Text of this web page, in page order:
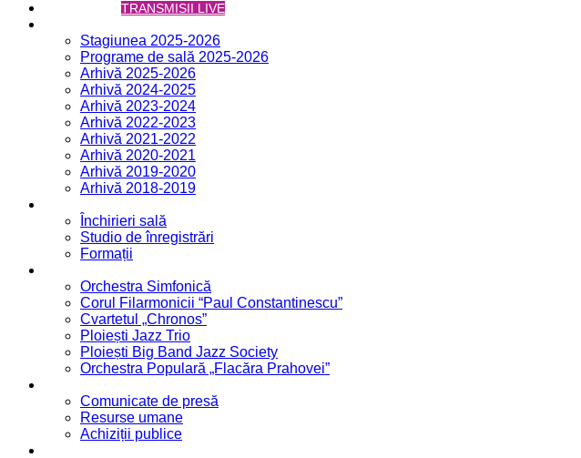
TRANSMISII LIVE
Stagiunea 2025-2026
Programe de sală 2025-2026
Arhivă 2025-2026
Arhivă 2024-2025
Arhivă 2023-2024
Arhivă 2022-2023
Arhivă 2021-2022
Arhivă 2020-2021
Arhivă 2019-2020
Arhivă 2018-2019
Închirieri sală
Studio de înregistrări
Formații
Orchestra Simfonică
Corul Filarmonicii “Paul Constantinescu”
Cvartetul „Chronos”
Ploiești Jazz Trio
Ploiești Big Band Jazz Society
Orchestra Populară „Flacăra Prahovei”
Comunicate de presă
Resurse umane
Achiziții publice